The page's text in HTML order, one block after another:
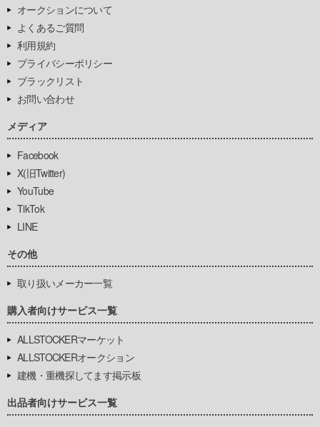
オークションについて
よくあるご質問
利用規約
プライバシーポリシー
ブラックリスト
お問い合わせ
メディア
Facebook
X(旧Twitter)
YouTube
TikTok
LINE
その他
取り扱いメーカー一覧
購入者向けサービス一覧
ALLSTOCKERマーケット
ALLSTOCKERオークション
建機・重機探してます掲示板
出品者向けサービス一覧